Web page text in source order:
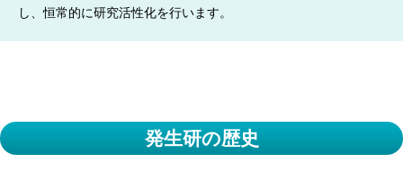
し、恒常的に研究活性化を行います。
発生研の歴史